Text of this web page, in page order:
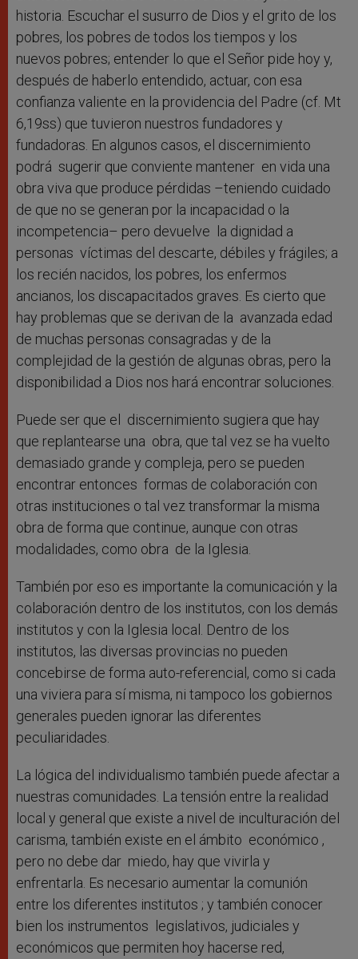
historia. Escuchar el susurro de Dios y el grito de los
pobres, los pobres de todos los tiempos y los
nuevos pobres; entender lo que el Señor pide hoy y,
después de haberlo entendido, actuar, con esa
confianza valiente en la providencia del Padre (cf. Mt
6,19ss) que tuvieron nuestros fundadores y
fundadoras. En algunos casos, el discernimiento
podrá sugerir que conviente mantener en vida una
obra viva que produce pérdidas –teniendo cuidado
de que no se generan por la incapacidad o la
incompetencia– pero devuelve la dignidad a
personas víctimas del descarte, débiles y frágiles; a
los recién nacidos, los pobres, los enfermos
ancianos, los discapacitados graves. Es cierto que
hay problemas que se derivan de la avanzada edad
de muchas personas consagradas y de la
complejidad de la gestión de algunas obras, pero la
disponibilidad a Dios nos hará encontrar soluciones.
Puede ser que el discernimiento sugiera que hay
que replantearse una obra, que tal vez se ha vuelto
demasiado grande y compleja, pero se pueden
encontrar entonces formas de colaboración con
otras instituciones o tal vez transformar la misma
obra de forma que continue, aunque con otras
modalidades, como obra de la Iglesia.
También por eso es importante la comunicación y la
colaboración dentro de los institutos, con los demás
institutos y con la Iglesia local. Dentro de los
institutos, las diversas provincias no pueden
concebirse de forma auto-referencial, como si cada
una viviera para sí misma, ni tampoco los gobiernos
generales pueden ignorar las diferentes
peculiaridades.
La lógica del individualismo también puede afectar a
nuestras comunidades. La tensión entre la realidad
local y general que existe a nivel de inculturación del
carisma, también existe en el ámbito económico ,
pero no debe dar miedo, hay que vivirla y
enfrentarla. Es necesario aumentar la comunión
entre los diferentes institutos ; y también conocer
bien los instrumentos legislativos, judiciales y
económicos que permiten hoy hacerse red,